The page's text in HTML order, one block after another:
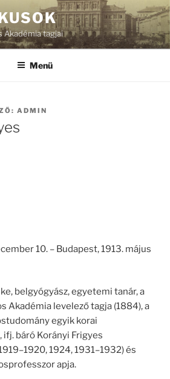
Akadémia tagjai
Menü
ADMIN
10. – Budapest, 1913. május
belgyógyász, egyetemi tanár, a
Akadémia levelező tagja (1884), a
egyik korai
ifj. báró Korányi Frigyes
1924, 1931–1932) és
apja.